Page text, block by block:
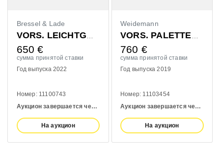
Bressel & Lade
VORS. LEICHTGUTSCHAUFEL 1400MM
650€
сумма принятой ставки
Год выпуска 2022
Номер: 11100743
Аукцион завершается через:
6 days
На аукцион
Weidemann
VORS. PALETTENGABEL 1200MM
760€
сумма принятой ставки
Год выпуска 2019
Номер: 11103454
Аукцион завершается через:
6 days
На аукцион